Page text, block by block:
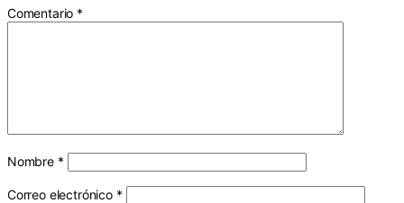
Comentario *
Nombre *
Correo electrónico *